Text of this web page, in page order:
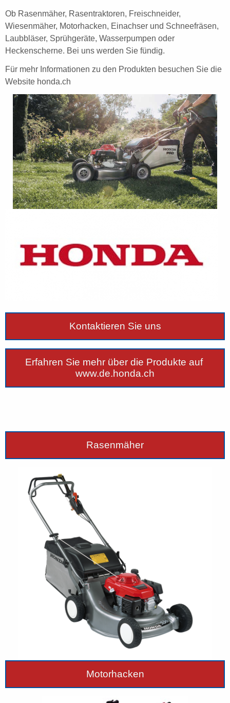
Ob Rasenmäher, Rasentraktoren, Freischneider,
Wiesenmäher, Motorhacken, Einachser und Schneefräsen,
Laubbläser, Sprühgeräte, Wasserpumpen oder
Heckenscherne. Bei uns werden Sie fündig.
Für mehr Informationen zu den Produkten besuchen Sie die
Website honda.ch
Kontaktieren Sie uns
Erfahren Sie mehr über die Produkte auf
www.de.honda.ch
Rasenmäher
Motorhacken